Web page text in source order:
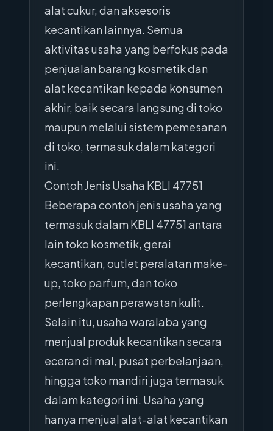
alat cukur, dan aksesoris
kecantikan lainnya. Semua
aktivitas usaha yang berfokus pada
penjualan barang kosmetik dan
alat kecantikan kepada konsumen
akhir, baik secara langsung di toko
maupun melalui sistem pemesanan
di toko, termasuk dalam kategori
ini.
Contoh Jenis Usaha KBLI 47751
Beberapa contoh jenis usaha yang
termasuk dalam KBLI 47751 antara
lain toko kosmetik, gerai
kecantikan, outlet peralatan make-
up, toko parfum, dan toko
perlengkapan perawatan kulit.
Selain itu, usaha waralaba yang
menjual produk kecantikan secara
eceran di mal, pusat perbelanjaan,
hingga toko mandiri juga termasuk
dalam kategori ini. Usaha yang
hanya menjual alat-alat kecantikan